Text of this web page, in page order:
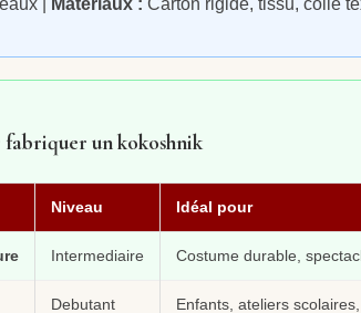
fabriquer un kokoshnik
Niveau Idéal pour
Intermediaire Costume durable,
Debutant Enfants, ateliers